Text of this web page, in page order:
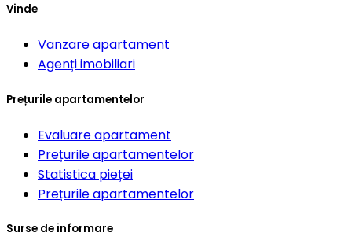
Vinde
Vanzare apartament
Agenți imobiliari
Prețurile apartamentelor
Evaluare apartament
Prețurile apartamentelor
Statistica pieței
Prețurile apartamentelor
Surse de informare